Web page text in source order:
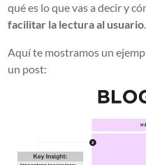
qué es lo que vas a decir y
facilitar la lectura al usuario.
Aquí te mostramos un
un post: